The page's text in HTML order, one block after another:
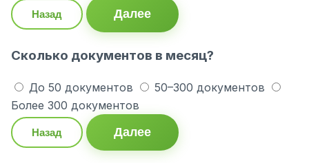
Назад Далее
Сколько документов в месяц?
До 50 документов
50–300 документов
Более 300 документов
Назад Далее